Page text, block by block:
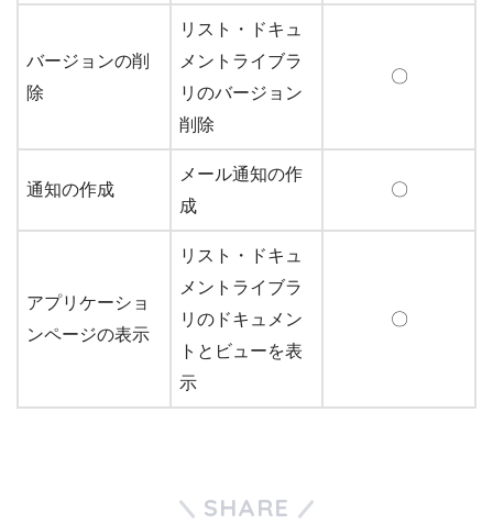
バージョンの削
除
リスト・ドキュ
メントライブラ
リのバージョン
削除
〇
通知の作成
メール通知の作
成
〇
アプリケーショ
ンページの表示
リスト・ドキュ
メントライブラ
リのドキュメン
トとビューを表
示
〇
SHARE